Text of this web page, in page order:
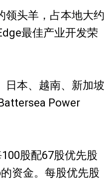
领头羊，占本地大约
最佳产业开发荣
日本、越南、新加坡
Power
股配67股优先股
资金。每股优先股